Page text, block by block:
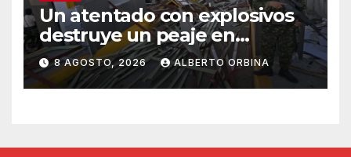
Un atentado con explosivos
destruye un peaje en
Colombia en el primer día del
gobierno de Abelardo De la
Espriella y tras el anuncio de
8 AGOSTO, 2026 ALBERTO ORBINA